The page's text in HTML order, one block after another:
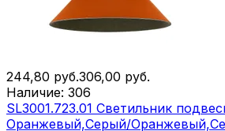
244,80 руб.306,00 руб.
Наличие: 306
SL3001.723.01 Светильник
Оранжевый,Серый/